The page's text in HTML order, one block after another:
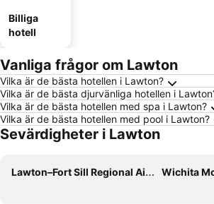
Billiga
hotell
Vanliga frågor om Lawton
Vilka är de bästa hotellen i Lawton?
Vilka är de bästa djurvänliga hotellen i
Vilka är de bästa hotellen med spa i Lawton?
Vilka är de bästa hotellen med pool i Lawton?
Sevärdigheter i Lawton
Lawton–Fort Sill Regional Airport Wichita